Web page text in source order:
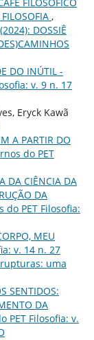
FILOSÓFICO
,
DOSSIÊ
DO INÚTIL -
v. 9 n. 17
Eryck Kawã
A PARTIR DO
do PET
DA CIÊNCIA DA
DA
do PET Filosofia:
MEU
v. 14 n. 27
rupturas: uma
SENTIDOS:
DA
PET Filosofia: v.